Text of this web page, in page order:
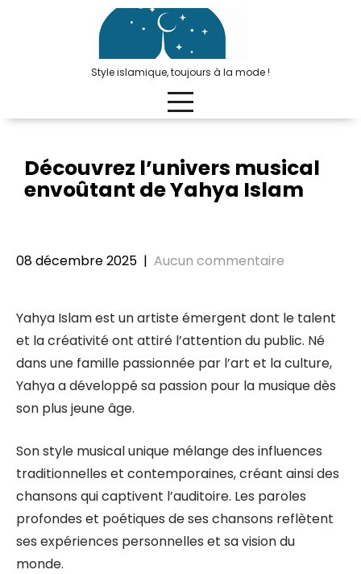
Style islamique, toujours à la mode !
Découvrez l’univers musical
envoûtant de Yahya Islam
08 décembre 2025 | Aucun commentaire
Yahya Islam est un artiste émergent dont le talent
et la créativité ont attiré l’attention du public. Né
dans une famille passionnée par l’art et la culture,
Yahya a développé sa passion pour la musique dès
son plus jeune âge.
Son style musical unique mélange des influences
traditionnelles et contemporaines, créant ainsi des
chansons qui captivent l’auditoire. Les paroles
profondes et poétiques de ses chansons reflètent
ses expériences personnelles et sa vision du
monde.